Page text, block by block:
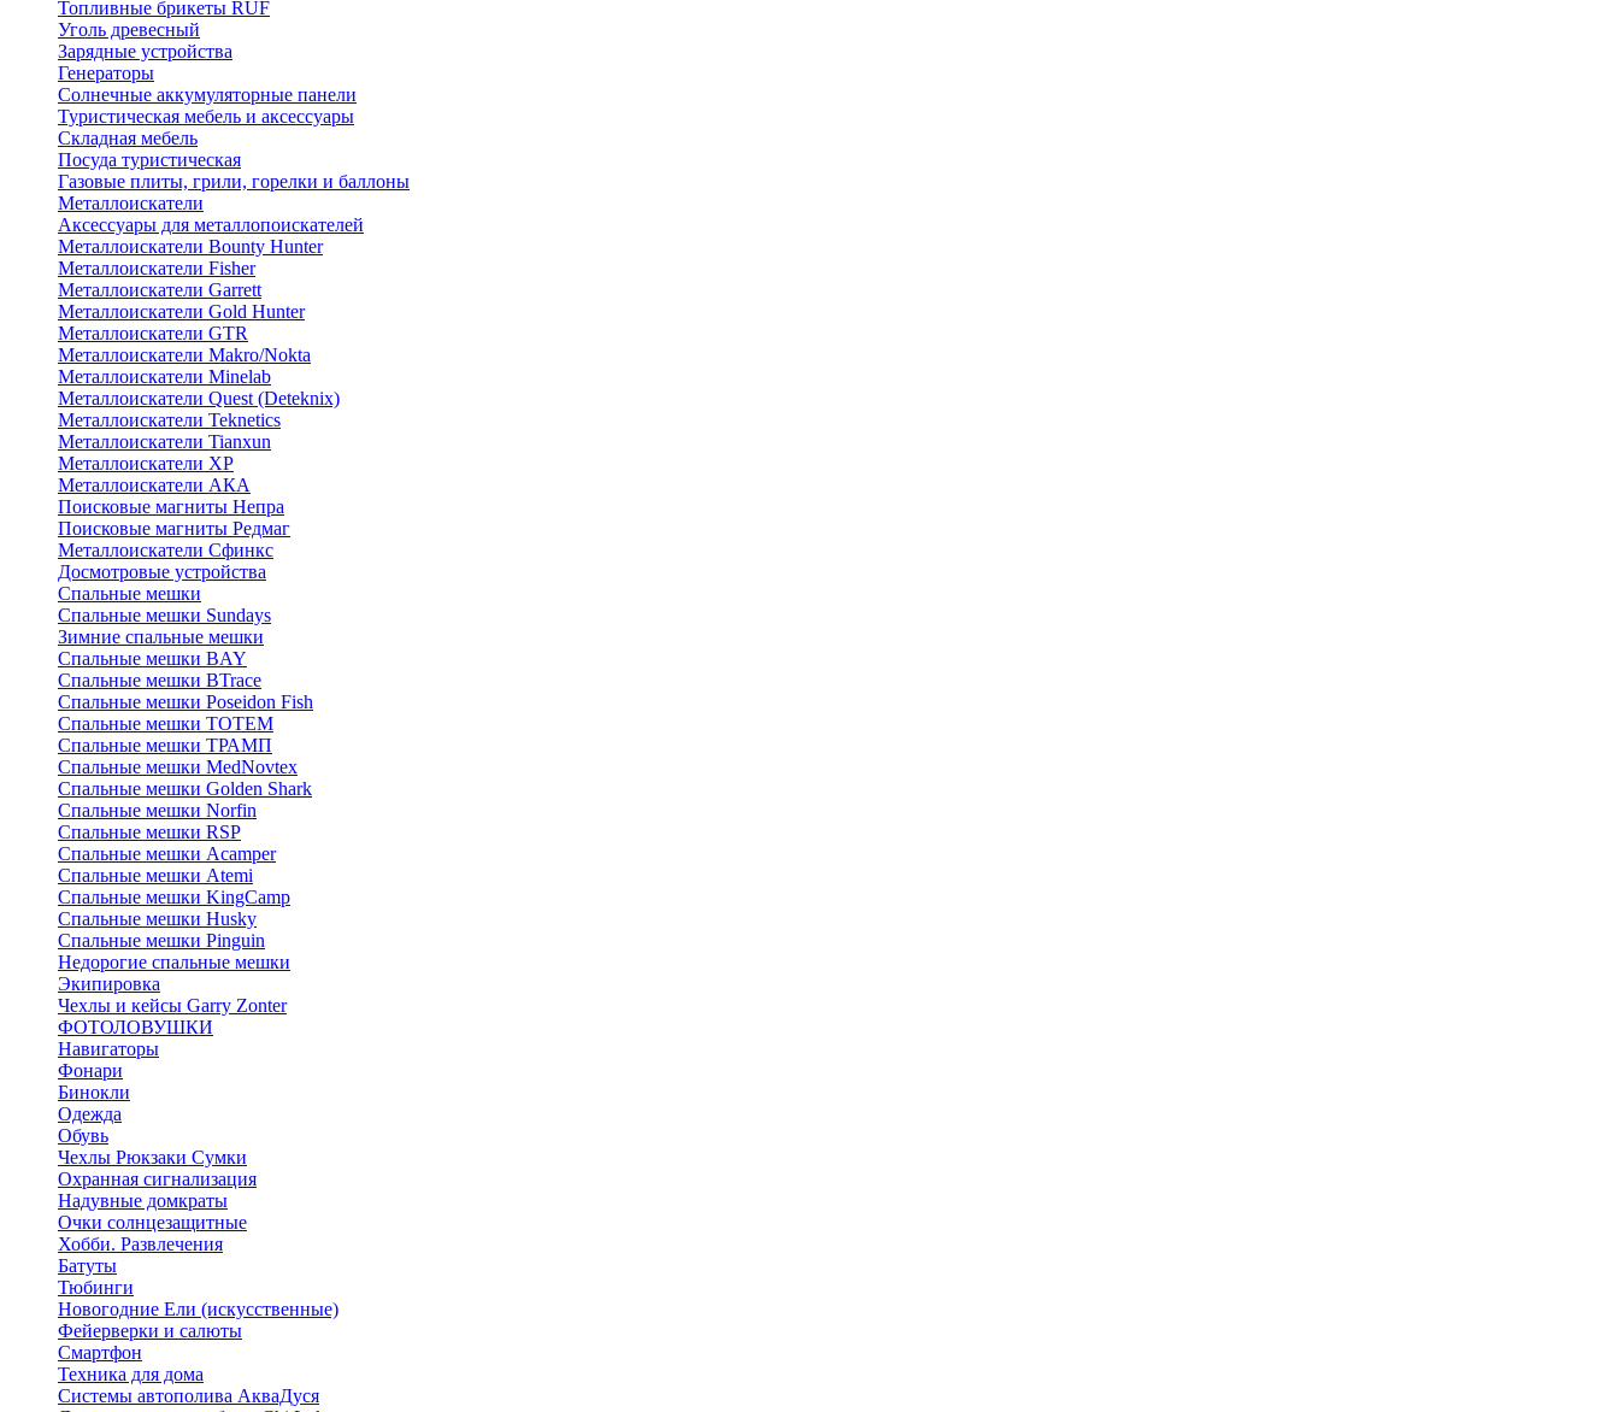
Топливные брикеты RUF
Уголь древесный
Зарядные устройства
Генераторы
Солнечные аккумуляторные панели
Туристическая мебель и аксессуары
Складная мебель
Посуда туристическая
Газовые плиты, грили, горелки и баллоны
Металлоискатели
Аксессуары для металлопоискателей
Металлоискатели Bounty Hunter
Металлоискатели Fisher
Металлоискатели Garrett
Металлоискатели Gold Hunter
Металлоискатели GTR
Металлоискатели Makro/Nokta
Металлоискатели Minelab
Металлоискатели Quest (Deteknix)
Металлоискатели Teknetics
Металлоискатели Tianxun
Металлоискатели XP
Металлоискатели АКА
Поисковые магниты Непра
Поисковые магниты Редмаг
Металлоискатели Сфинкс
Досмотровые устройства
Спальные мешки
Спальные мешки Sundays
Зимние спальные мешки
Спальные мешки BAY
Спальные мешки BTrace
Спальные мешки Poseidon Fish
Спальные мешки ТОТЕМ
Спальные мешки ТРАМП
Cпальные мешки MedNovtex
Спальные мешки Golden Shark
Спальные мешки Norfin
Спальные мешки RSP
Спальные мешки Acamper
Спальные мешки Atemi
Спальные мешки KingCamp
Спальные мешки Husky
Спальные мешки Pinguin
Недорогие спальные мешки
Экипировка
Чехлы и кейсы Garry Zonter
ФОТОЛОВУШКИ
Навигаторы
Фонари
Бинокли
Одежда
Обувь
Чехлы Рюкзаки Сумки
Охранная сигнализация
Надувные домкраты
Очки солнцезащитные
Хобби. Развлечения
Батуты
Тюбинги
Новогодние Ели (искусственные)
Фейерверки и салюты
Смартфон
Техника для дома
Системы автополива АкваДуся